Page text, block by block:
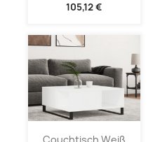
105,12 €
Couchtisch Weiß